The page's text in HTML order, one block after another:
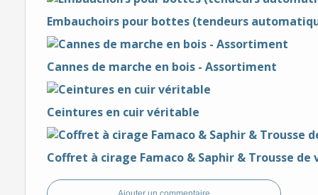
Embauchoirs pour bottes (tendeurs
Cannes de marche en bois - Assortiment
Ceintures en cuir véritable
Coffret à cirage Famaco & Saphir & Trousse de